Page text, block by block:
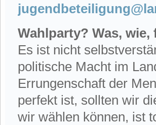
Wahlparty? Was, wie,
Es ist nicht
politische Macht im
Errungenschaft der
perfekt ist, sollten wir
wir wählen können, ist